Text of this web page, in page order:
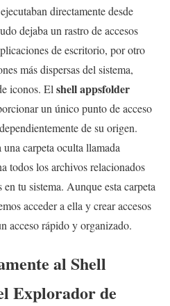
directamente desde
dejaba un rastro de accesos
de escritorio, por otro
más dispersas del sistema,
iconos. El shell appsfolder
un único punto de acceso
de su origen.
una carpeta oculta llamada
todos los archivos relacionados
tu sistema. Aunque esta carpeta
acceder a ella y crear accesos
acceso rápido y organizado.
al Shell
Explorador de